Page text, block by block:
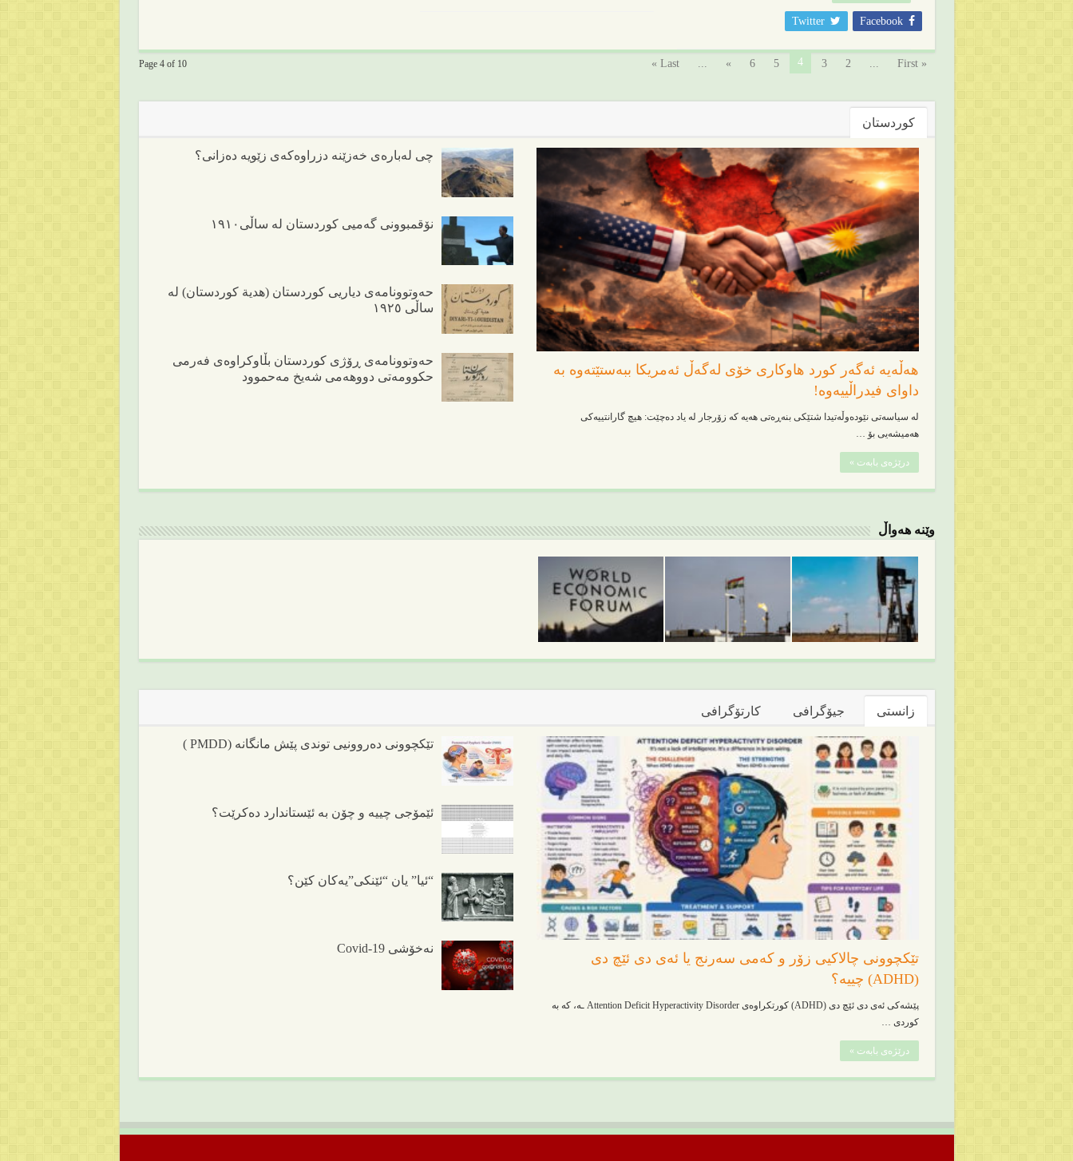
Facebook
Twitter
Page 4 of 10 « First
...
2
3
4
5
6
»
...
Last »
کوردستان
هەڵەیە ئەگەر کورد هاوکاری خۆی لەگەڵ ئەمریکا ببەستێتەوە بە
داوای فیدراڵییەوە!
لە سیاسەتی نێودەوڵەتیدا شتێکی بنەڕەتی هەیە کە زۆرجار لە یاد دەچێت: هیچ گارانتییەکی
هەمیشەیی بۆ …
درێژەی بابەت »
چی لەبارەی خەزێنە دزراوەکەی زێویە دەزانی؟
نۆقمبوونی گەمیی کوردستان لە ساڵی١٩١٠
حەوتوونامەی دیاریی کوردستان (هدیة کوردستان) لە
ساڵی ١٩٢٥
حەوتوونامەی ڕۆژی کوردستان بڵاوکراوەی فەرمی
حکوومەتی دووهەمی شەیخ مەحموود
وێنە هەواڵ
زانستی جیۆگرافی کارتۆگرافی
تێکچوونی چالاکیی زۆر و کەمی سەرنج یا ئەی دی ئێچ دی
(ADHD) چییە؟
پێشەکی ئەی دی ئێچ دی (ADHD) کورتکراوەی Attention Deficit Hyperactivity Disorder ـە، کە بە
کوردی …
درێژەی بابەت »
تێکچوونی دەروونیی توندی پێش مانگانە (PMDD )
ئێمۆجی چییە و چۆن بە ئێستاندارد دەکرێت؟
“ئیا” یان “ئێنکی”یەکان کێن؟
نەخۆشی Covid-19